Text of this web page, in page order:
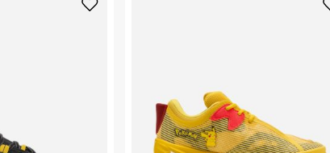
על גבי החבילה